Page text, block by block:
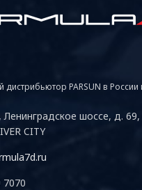
PARSUN в России
шоссе, д. 69,
CITY
7070